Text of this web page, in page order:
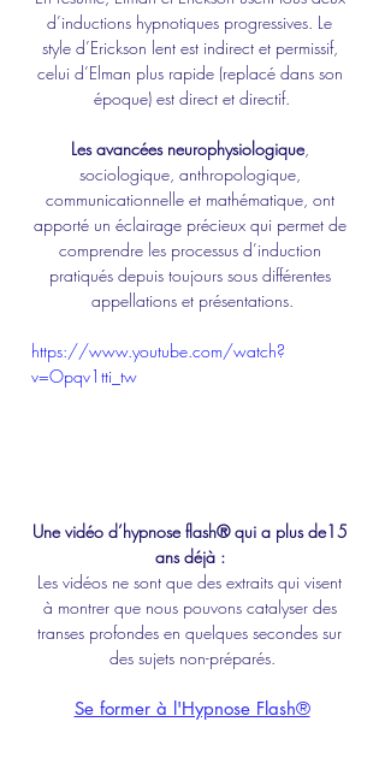
d’inductions hypnotiques progressives. Le
style d’Erickson lent est indirect et permissif,
celui d’Elman plus rapide (replacé dans son
époque) est direct et directif.
Les avancées neurophysiologique,
sociologique, anthropologique,
communicationnelle et mathématique, ont
apporté un éclairage précieux qui permet de
comprendre les processus d’induction
pratiqués depuis toujours sous différentes
appellations et présentations.
https://www.youtube.com/watch?
v=Opqv1tti_tw
Une vidéo d’hypnose flash® qui a plus de15
ans déjà :
Les vidéos ne sont que des extraits qui visent
à montrer que nous pouvons catalyser des
transes profondes en quelques secondes sur
des sujets non-préparés.
Se former à l'Hypnose Flash®